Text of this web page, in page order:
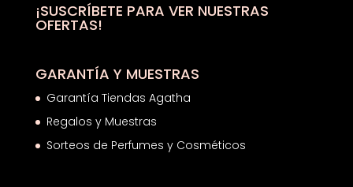
¡SUSCRÍBETE PARA VER NUESTRAS
OFERTAS!
GARANTÍA Y MUESTRAS
Garantía Tiendas Agatha
Regalos y Muestras
Sorteos de Perfumes y Cosméticos